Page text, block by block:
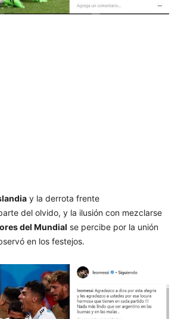
y la derrota frente
del olvido, y la ilusión con mezclarse
del Mundial se percibe por la unión
en los festejos.